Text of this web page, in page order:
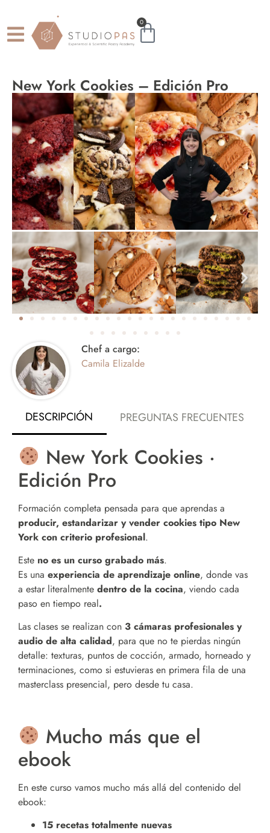
0
New York Cookies – Edición Pro
Chef a cargo:
Camila Elizalde
DESCRIPCIÓN PREGUNTAS FRECUENTES
New York Cookies ·
Edición Pro
Formación completa pensada para que aprendas a
producir, estandarizar y vender cookies tipo New
York con criterio profesional.
Este no es un curso grabado más.
Es una experiencia de aprendizaje online, donde vas
a estar literalmente dentro de la cocina, viendo cada
paso en tiempo real.
Las clases se realizan con 3 cámaras profesionales y
audio de alta calidad, para que no te pierdas ningún
detalle: texturas, puntos de cocción, armado, horneado y
terminaciones, como si estuvieras en primera fila de una
masterclass presencial, pero desde tu casa.
Mucho más que el
ebook
En este curso vamos mucho más allá del contenido del
ebook:
15 recetas totalmente nuevas